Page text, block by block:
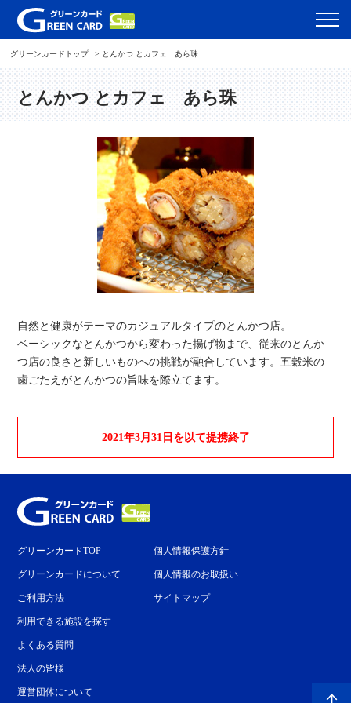
グリーンカードトップ とんかつ とカフェ あら珠
とんかつ とカフェ あら珠
自然と健康がテーマのカジュアルタイプのとんかつ店。
ベーシックなとんかつから変わった揚げ物まで、従来のとんか
つ店の良さと新しいものへの挑戦が融合しています。五穀米の
歯ごたえがとんかつの旨味を際立てます。
2021年3月31日を以て提携終了
グリーンカードTOP
グリーンカードについて
ご利用方法
利用できる施設を探す
よくある質問
法人の皆様
運営団体について
個人情報保護方針
個人情報のお取扱い
サイトマップ